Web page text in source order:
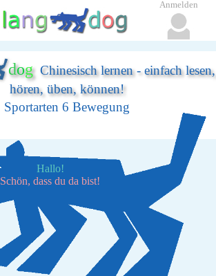
dogChinesisch lernen - einfach lesen,
hören, üben, können!
Sportarten 6 Bewegung
Hallo!
Schön, dass du da bist!
Anmelden